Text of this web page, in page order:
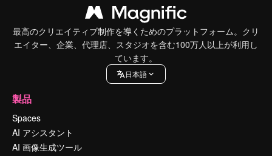
最高のクリエイティブ制作を導くためのプラットフォーム。クリ
エイター、企業、代理店、スタジオを含む100万人以上が利用し
ています。
日本語
製品
Spaces
AI アシスタント
AI 画像生成ツール